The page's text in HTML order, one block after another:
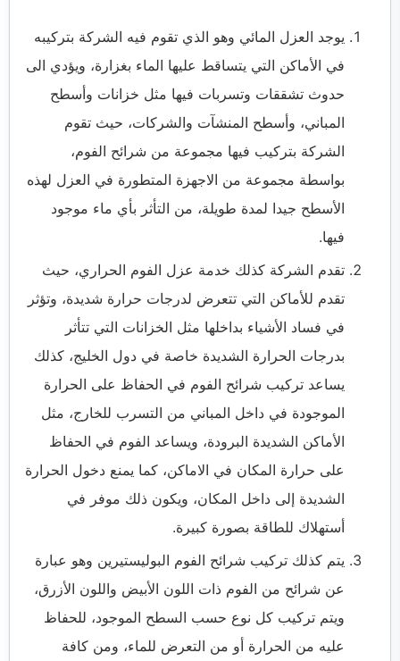
يوجد العزل المائي وهو الذي تقوم فيه الشركة بتركيبه
في الأماكن التي يتساقط عليها الماء بغزارة، ويؤدي الى
حدوث تشققات وتسربات فيها مثل خزانات وأسطح
المباني، وأسطح المنشآت والشركات، حيث تقوم
الشركة بتركيب فيها مجموعة من شرائح الفوم،
بواسطة مجموعة من الاجهزة المتطورة في العزل لهذه
الأسطح جيدا لمدة طويلة، من التأثر بأي ماء موجود
فيها.
تقدم الشركة كذلك خدمة عزل الفوم الحراري، حيث
تقدم للأماكن التي تتعرض لدرجات حرارة شديدة، وتؤثر
في فساد الأشياء بداخلها مثل الخزانات التي تتأثر
بدرجات الحرارة الشديدة خاصة في دول الخليج، كذلك
يساعد تركيب شرائح الفوم في الحفاظ على الحرارة
الموجودة في داخل المباني من التسرب للخارج، مثل
الأماكن الشديدة البرودة، ويساعد الفوم في الحفاظ
على حرارة المكان في الاماكن، كما يمنع دخول الحرارة
الشديدة إلى داخل المكان، ويكون ذلك موفر في
أستهلاك للطاقة بصورة كبيرة.
يتم كذلك تركيب شرائح الفوم البوليستيرين وهو عبارة
عن شرائح من الفوم ذات اللون الأبيض واللون الأزرق،
ويتم تركيب كل نوع حسب السطح الموجود، للحفاظ
عليه من الحرارة أو من التعرض للماء، ومن كافة